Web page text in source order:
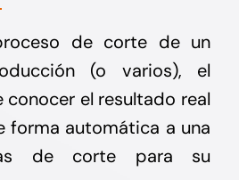
de corte de un
(o varios), el
el resultado real
forma automática a una
de corte para su